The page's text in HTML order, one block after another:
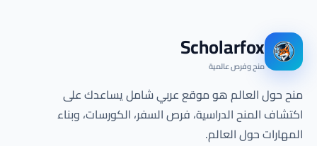
Scholarfox
منح وفرص عالمية
منح حول العالم هو موقع عربي شامل يساعدك على
اكتشاف المنح الدراسية، فرص السفر، الكورسات، وبناء
المهارات حول العالم.